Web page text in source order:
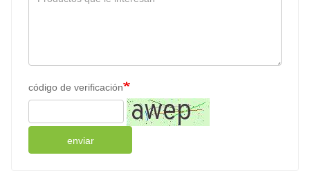
código de verificación
enviar